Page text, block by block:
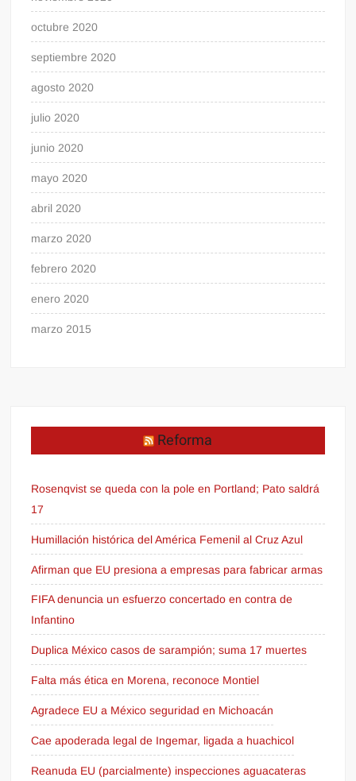
octubre 2020
septiembre 2020
agosto 2020
julio 2020
junio 2020
mayo 2020
abril 2020
marzo 2020
febrero 2020
enero 2020
marzo 2015
Reforma
Rosenqvist se queda con la pole en Portland; Pato saldrá
17
Humillación histórica del América Femenil al Cruz Azul
Afirman que EU presiona a empresas para fabricar armas
FIFA denuncia un esfuerzo concertado en contra de
Infantino
Duplica México casos de sarampión; suma 17 muertes
Falta más ética en Morena, reconoce Montiel
Agradece EU a México seguridad en Michoacán
Cae apoderada legal de Ingemar, ligada a huachicol
Reanuda EU (parcialmente) inspecciones aguacateras